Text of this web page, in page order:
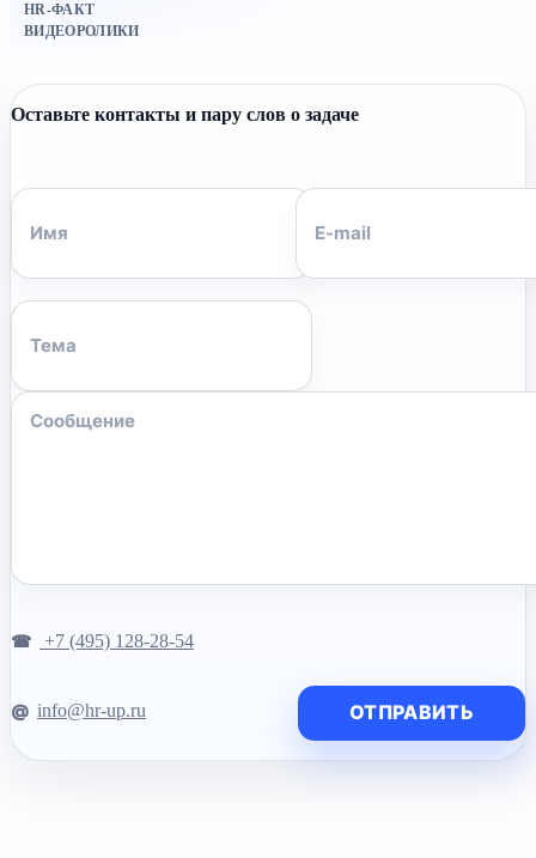
HR-ФАКТ
ВИДЕОРОЛИКИ
+7 (495) 128-28-54
info@hr-up.ru ОТПРАВИТЬ